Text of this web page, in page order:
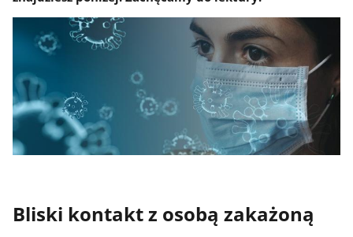
Bliski kontakt z osobą zakażoną